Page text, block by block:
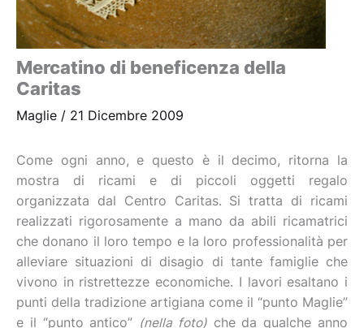
Mercatino di beneficenza della
Caritas
Maglie / 21 Dicembre 2009
Come ogni anno, e questo è il decimo, ritorna la
mostra di ricami e di piccoli oggetti regalo
organizzata dal Centro Caritas. Si tratta di ricami
realizzati rigorosamente a mano da abili ricamatrici
che donano il loro tempo e la loro professionalità per
alleviare situazioni di disagio di tante famiglie che
vivono in ristrettezze economiche. I lavori esaltano i
punti della tradizione artigiana come il “punto Maglie”
e il “punto antico” (nella foto)che da qualche anno